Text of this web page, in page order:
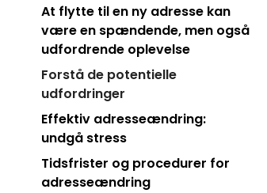
At flytte til en ny adresse kan
være en spændende, men også
udfordrende oplevelse
Forstå de potentielle
udfordringer
Effektiv adresseændring:
undgå stress
Tidsfrister og procedurer for
adresseændring